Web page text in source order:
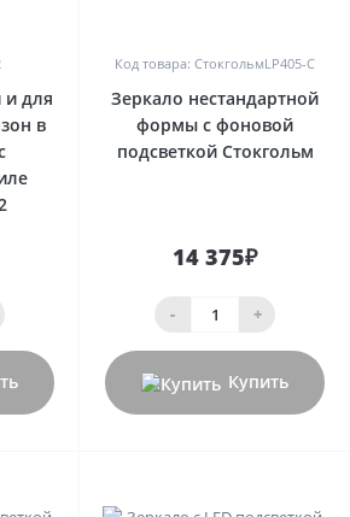
и для
в
Код товара: СтокгольмLP405-С
Зеркало нестандартной
формы с фоновой
подсветкой Стокгольм
14 375₽
- +
Купить